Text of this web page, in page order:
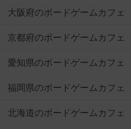
大阪府のボードゲームカフェ
京都府のボードゲームカフェ
愛知県のボードゲームカフェ
福岡県のボードゲームカフェ
北海道のボードゲームカフェ